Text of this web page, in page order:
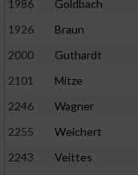
1986 Goldbach
1926
Braun
2000
Guthardt
2101
Mitze
2246
Wagner
2255
Weichert
2243
Veittes